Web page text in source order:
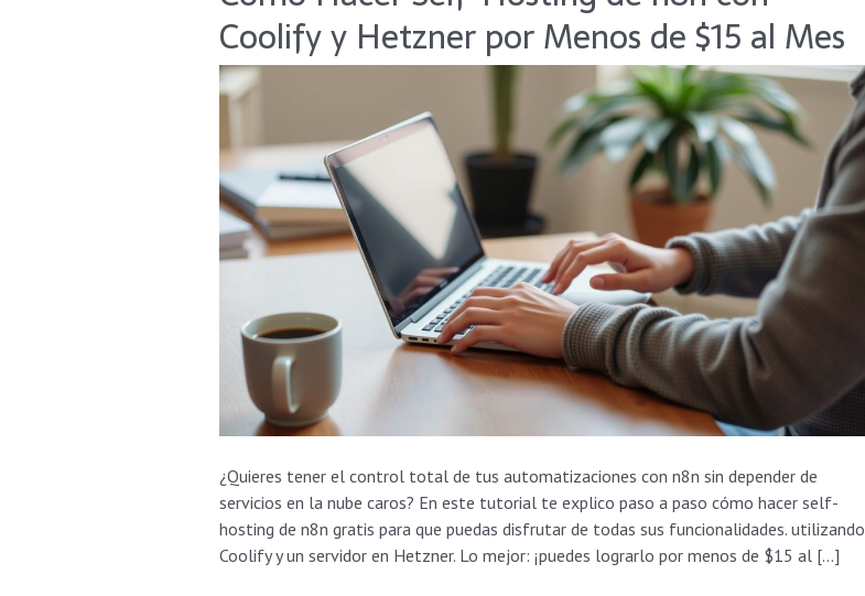
Coolify y Hetzner por Menos de $15 al Mes
¿Quieres tener el control total de tus automatizaciones con n8n sin depender de
servicios en la nube caros? En este tutorial te explico paso a paso cómo hacer self-
hosting de n8n gratis para que puedas disfrutar de todas sus funcionalidades. utilizando
Coolify y un servidor en Hetzner. Lo mejor: ¡puedes lograrlo por menos de $15 al […]
Hacer
Self-
Hosting
de
Coolify
y
Hetzner
por
$15
Mes